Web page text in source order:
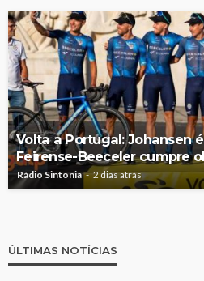
Volta a Portugal: Johansen
Feirense-Beeceler cumpre
Rádio Sintonia 2 dias atrás
ÚLTIMAS NOTÍCIAS